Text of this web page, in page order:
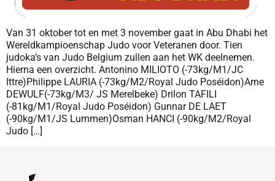
Van 31 oktober tot en met 3 november gaat in Abu Dhabi het
Wereldkampioenschap Judo voor Veteranen door. Tien
judoka’s van Judo Belgium zullen aan het WK deelnemen.
Hierna een overzicht. Antonino MILIOTO (-73kg/M1/JC
Ittre)Philippe LAURIA (-73kg/M2/Royal Judo Poséidon)Arne
DEWULF(-73kg/M3/ JS Merelbeke) Drilon TAFILI
(-81kg/M1/Royal Judo Poséidon) Gunnar DE LAET
(-90kg/M1/JS Lummen)Osman HANCI (-90kg/M2/Royal
Judo […]